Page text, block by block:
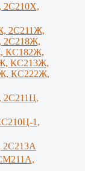
2С210Х,
2C211Ж,
2С218Ж,
КС182Ж,
КС213Ж,
КС222Ж,
2С211Ц,
1,